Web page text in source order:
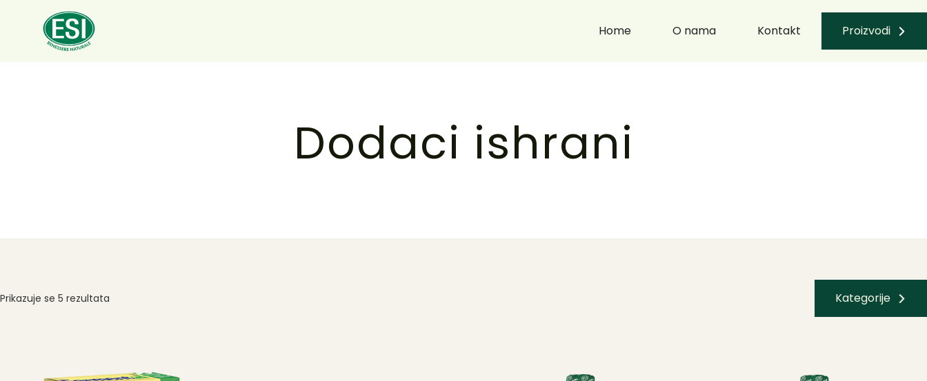
Home O nama Kontakt Proizvodi
Dodaci ishrani
Prikazuje se 5 rezultata Kategorije